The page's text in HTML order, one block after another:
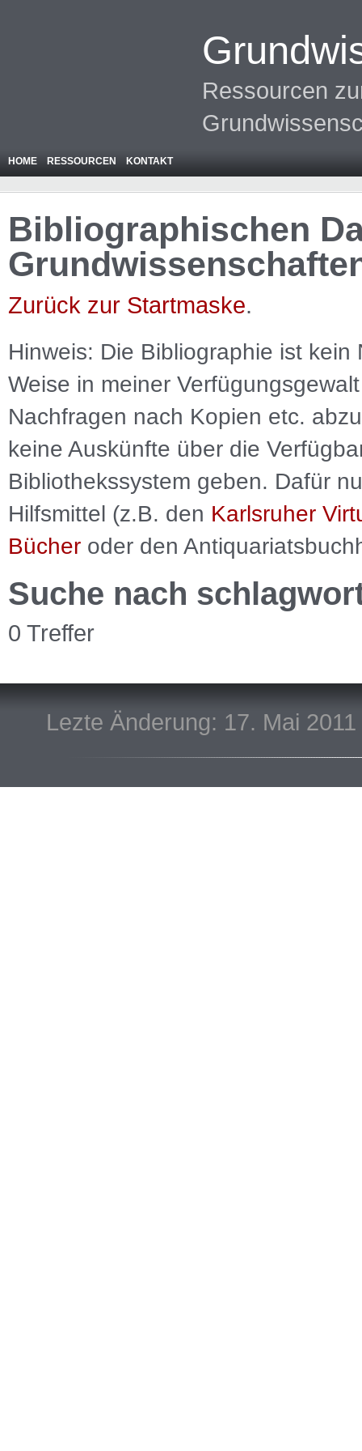
Ressourcen
HOME RESSOURCEN KONTAKT
Bibliographischen
Zurück zur Startmaske.
Hinweis: Die Bibliographie ist kein
Weise in meiner
Nachfragen nach Kopien etc.
keine Auskünfte über die
Bibliothekssystem geben. Dafür
Hilfsmittel (z.B. den Karlsruher
Bücher oder den
Suche nach
0 Treffer
Lezte Änderung: 17. Mai